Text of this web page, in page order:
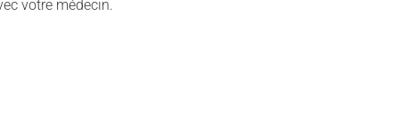
votre médecin.